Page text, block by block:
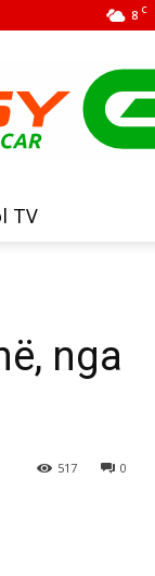
8 C
TV
nga
0
517